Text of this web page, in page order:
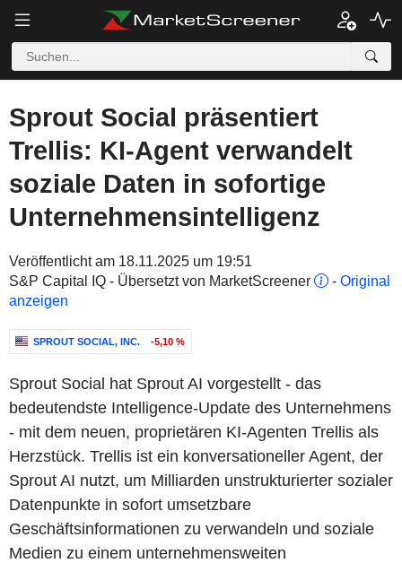
Sprout Social präsentiert
Trellis: KI-Agent verwandelt
soziale Daten in sofortige
Unternehmensintelligenz
Veröffentlicht am 18.11.2025 um 19:51
S&P Capital IQ - Übersetzt von MarketScreener
- Original
anzeigen
SPROUT SOCIAL, INC. -5,10 %
Sprout Social hat Sprout AI vorgestellt - das
bedeutendste Intelligence-Update des Unternehmens
- mit dem neuen, proprietären KI-Agenten Trellis als
Herzstück. Trellis ist ein konversationeller Agent, der
Sprout AI nutzt, um Milliarden unstrukturierter sozialer
Datenpunkte in sofort umsetzbare
Geschäftsinformationen zu verwandeln und soziale
Medien zu einem unternehmensweiten